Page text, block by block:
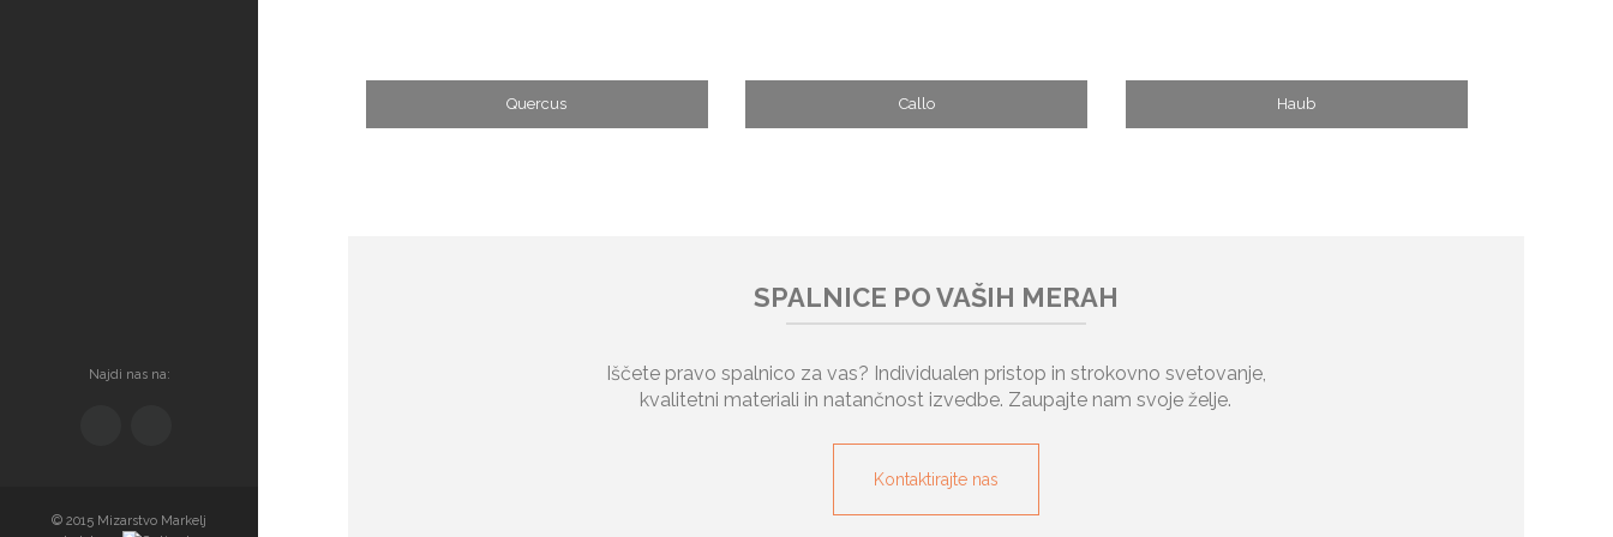
Najdi nas na:
© 2015 Mizarstvo Markelj
Quercus Callo Haub
SPALNICE PO VAŠIH MERAH
Iščete pravo spalnico za vas? Individualen pristop in strokovno svetovanje,
kvalitetni materiali in natančnost izvedbe. Zaupajte nam svoje želje.
Kontaktirajte nas